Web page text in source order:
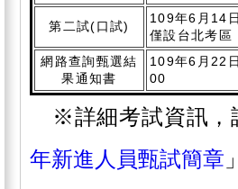
第二試(口試)
109年6月14
僅設台北考區
網路查詢甄選結
果通知書
109年6月22
00
※詳細考試資訊，
年新進人員甄試簡章